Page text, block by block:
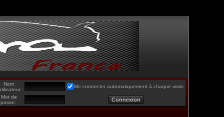
Nom
Me connecter automatiquement à chaque visite
Mot de
passe: